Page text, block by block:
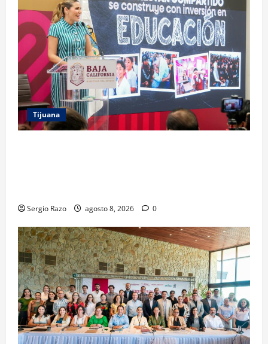
Tijuana
Sergio Razo agosto 8, 2026 0